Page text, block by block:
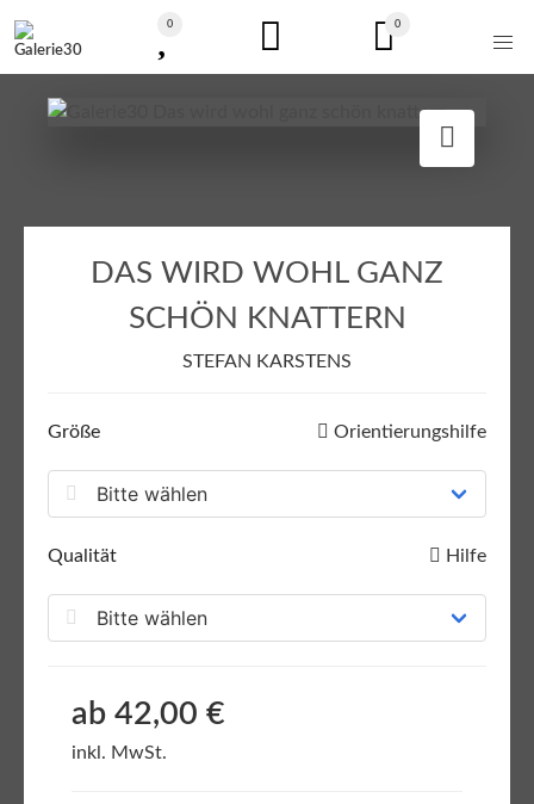
0 0
DAS WIRD WOHL GANZ
SCHÖN KNATTERN
STEFAN KARSTENS
Größe Orientierungshilfe
Qualität Hilfe
ab 42,00 €
inkl. MwSt.